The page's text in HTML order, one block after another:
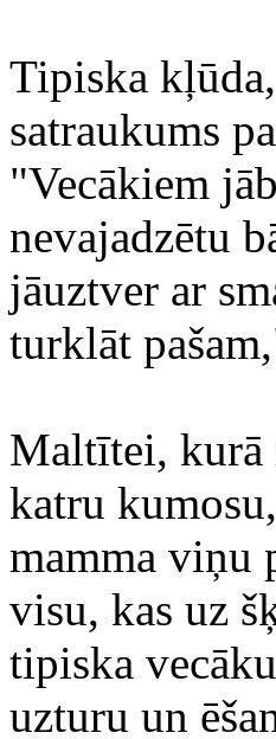
Tipiska
satraukums
"Vecākiem
nevajadzētu
jāuztver ar
turklāt
Maltītei, kurā
katru
mamma viņu
visu, kas uz
tipiska
uzturu un